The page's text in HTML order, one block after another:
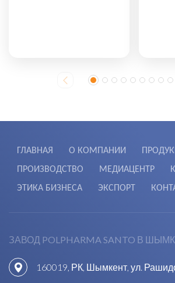
ГЛАВНАЯ О КОМПАНИИ
ПРОИЗВОДСТВО
МЕДИАЦЕНТР
ЭТИКА БИЗНЕСА
ЭКСПОРТ
ЗАВОД POLPHARMA SANTO В
160019, РК, Шымкент, ул.